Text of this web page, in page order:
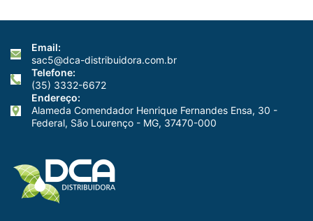
Email:
sac5@dca-distribuidora.com.br
Telefone:
(35) 3332-6672
Endereço:
Alameda Comendador Henrique Fernandes Ensa, 30 -
Federal, São Lourenço - MG, 37470-000